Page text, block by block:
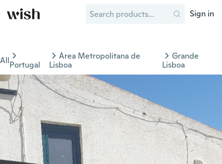
Sign in
AllPortugal
Área Metropolitana de
Lisboa
Grande
Lisboa